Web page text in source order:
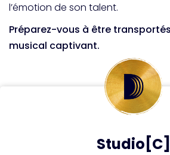
l’émotion de son talent.
Préparez-vous à être
musical captivant.
Studio[C]